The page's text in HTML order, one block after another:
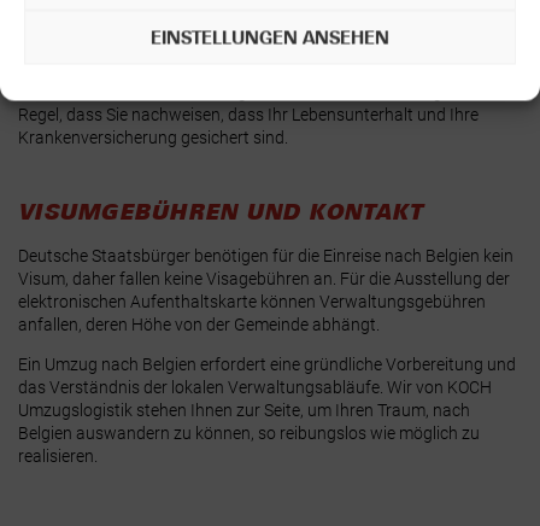
EINSTELLUNGEN ANSEHEN
Regel, dass Sie nachweisen, dass Ihr Lebensunterhalt und Ihre
Krankenversicherung gesichert sind.
VISUMGEBÜHREN UND KONTAKT
Deutsche Staatsbürger benötigen für die Einreise nach Belgien kein
Visum, daher fallen keine Visagebühren an. Für die Ausstellung der
elektronischen Aufenthaltskarte können Verwaltungsgebühren
anfallen, deren Höhe von der Gemeinde abhängt.
Ein Umzug nach Belgien erfordert eine gründliche Vorbereitung und
das Verständnis der lokalen Verwaltungsabläufe. Wir von KOCH
Umzugslogistik stehen Ihnen zur Seite, um Ihren Traum, nach
Belgien auswandern zu können, so reibungslos wie möglich zu
realisieren.